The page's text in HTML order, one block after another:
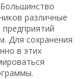
различные
Для сохранения
в этих